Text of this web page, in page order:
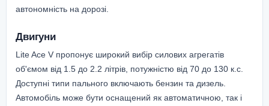
автономність на дорозі.
Двигуни
Lite Ace V пропонує широкий вибір силових агрегатів
об'ємом від 1.5 до 2.2 літрів, потужністю від 70 до 130 к.с.
Доступні типи пального включають бензин та дизель.
Автомобіль може бути оснащений як автоматичною, так і